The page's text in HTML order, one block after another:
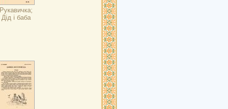
Рукавичка;
Дід і баба